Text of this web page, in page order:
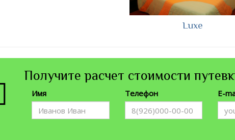
Luxe
Получите расчет стоимости
Имя Телефон E-